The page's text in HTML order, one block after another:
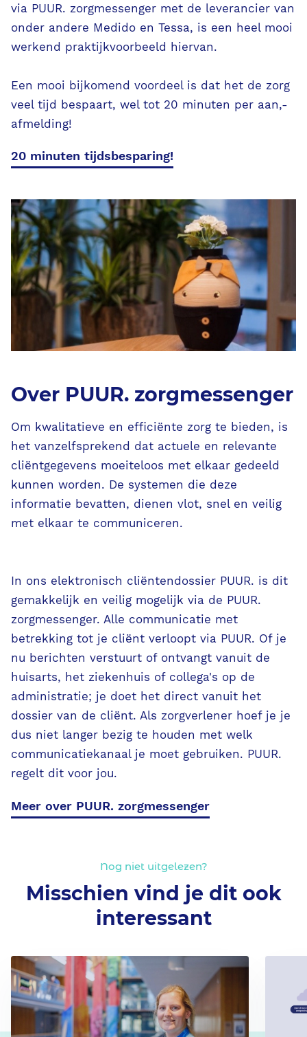
via PUUR. zorgmessenger met de leverancier van
onder andere Medido en Tessa, is een heel mooi
werkend praktijkvoorbeeld hiervan.
Een mooi bijkomend voordeel is dat het de zorg
veel tijd bespaart, wel tot 20 minuten per aan,-
afmelding!
20 minuten tijdsbesparing!
Over PUUR. zorgmessenger
Om kwalitatieve en efficiënte zorg te bieden, is
het vanzelfsprekend dat actuele en relevante
cliëntgegevens moeiteloos met elkaar gedeeld
kunnen worden. De systemen die deze
informatie bevatten, dienen vlot, snel en veilig
met elkaar te communiceren.
In ons elektronisch cliëntendossier PUUR. is dit
gemakkelijk en veilig mogelijk via de PUUR.
zorgmessenger. Alle communicatie met
betrekking tot je cliënt verloopt via PUUR. Of je
nu berichten verstuurt of ontvangt vanuit de
huisarts, het ziekenhuis of collega's op de
administratie; je doet het direct vanuit het
dossier van de cliënt. Als zorgverlener hoef je je
dus niet langer bezig te houden met welk
communicatiekanaal je moet gebruiken. PUUR.
regelt dit voor jou.
Meer over PUUR. zorgmessenger
Nog niet uitgelezen?
Misschien vind je dit ook
interessant